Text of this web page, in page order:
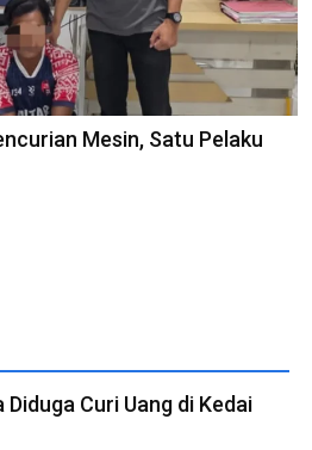
Mesin, Satu Pelaku
Diduga Curi Uang di Kedai